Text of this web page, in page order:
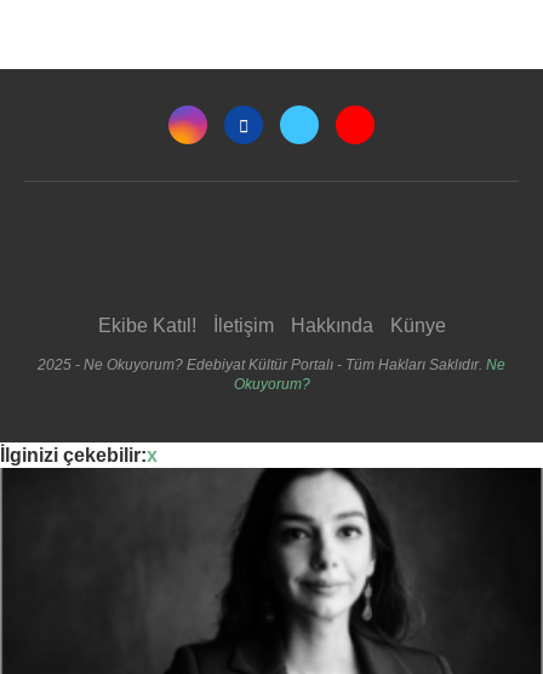
Ekibe Katıl! İletişim Hakkında Künye
2025 - Ne Okuyorum? Edebiyat Kültür Portalı - Tüm Hakları Saklıdır. Ne
Okuyorum?
İlginizi çekebilir:x